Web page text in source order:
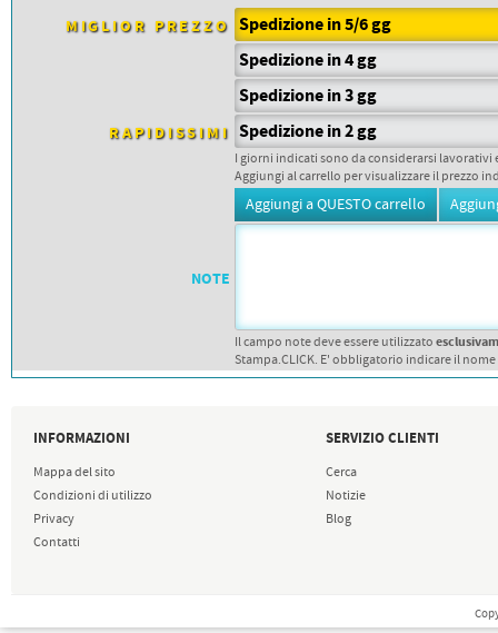
DORSALI TARGHE
MIGLIOR PREZZO Spedizione in 5/6 gg
Spedizione in 4 gg
Spedizione in 3 gg
RAPIDISSIMI Spedizione in 2 gg
I giorni indicati sono da considerarsi
Aggiungi al carrello per visualizzare il prezzo
NOTE
Il campo note deve essere utilizzato
Stampa.CLICK. E' obbligatorio indicare il
INFORMAZIONI
Mappa del sito
Condizioni di utilizzo
Privacy
Contatti
SERVIZIO CLIENTI
Cerca
Notizie
Blog